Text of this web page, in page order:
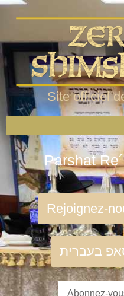
Site officiel
Rejoignez-
בעברית